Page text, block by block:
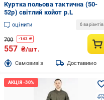
Куртка польова тактична (50-
52р) світлий койот р.L
оцінити 6 варіантів
700 -143 ₴
557 ₴/шт.
Cамовивіз Доставимо